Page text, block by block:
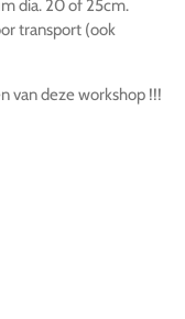
dia. 20 of 25cm.
transport (ook
van deze workshop !!!